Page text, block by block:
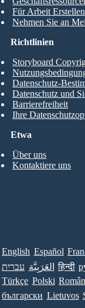
Für Arbeit Erstellen
Nehmen Sie an
Etwa
Über uns
Kontaktiere uns
Richtlinien
Storyboard
Datenschutz-
Datenschutz und
Barrierefreiheit
Ihre
English Español
עברית العَرَبِيَّة हिन्दी
Türkçe Polski
български Lietuvos